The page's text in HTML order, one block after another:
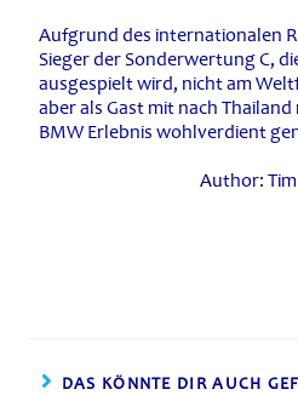
Aufgrund des internationalen
Sieger der Sonderwertung C,
ausgespielt wird, nicht am
aber als Gast mit nach
BMW Erlebnis wohlverdient
Author:
DAS KÖNNTE DIR AUCH